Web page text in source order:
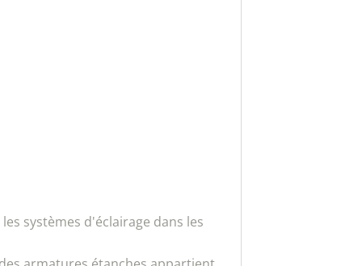
systèmes d'éclairage dans les